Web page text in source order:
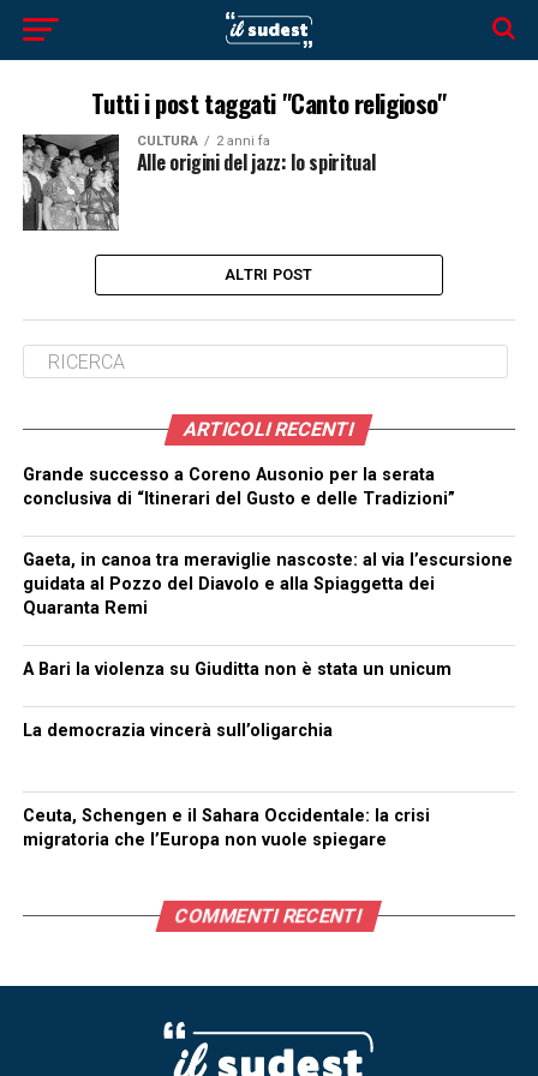
Tutti i post taggati "Canto religioso"
CULTURA 2 anni fa
Alle origini del jazz: lo spiritual
ALTRI POST
ARTICOLI RECENTI
Grande successo a Coreno Ausonio per la serata
conclusiva di “Itinerari del Gusto e delle Tradizioni”
Gaeta, in canoa tra meraviglie nascoste: al via l’escursione
guidata al Pozzo del Diavolo e alla Spiaggetta dei
Quaranta Remi
A Bari la violenza su Giuditta non è stata un unicum
La democrazia vincerà sull’oligarchia
Ceuta, Schengen e il Sahara Occidentale: la crisi
migratoria che l’Europa non vuole spiegare
COMMENTI RECENTI